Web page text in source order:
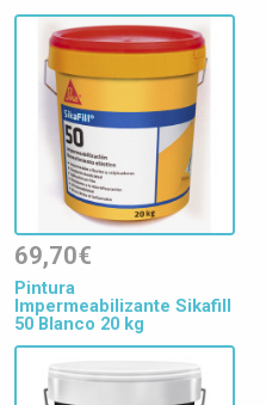
69,70€
Pintura
Impermeabilizante Sikafill
50 Blanco 20 kg